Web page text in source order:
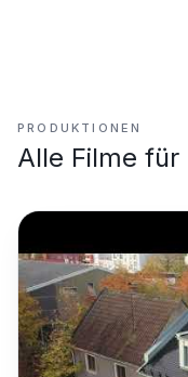
PRODUKTIONEN
Alle Filme für